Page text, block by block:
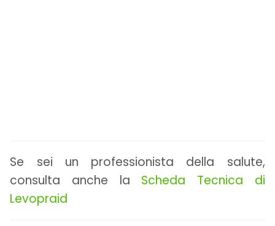
Se sei un professionista della salute,
consulta anche la Scheda Tecnica di
Levopraid